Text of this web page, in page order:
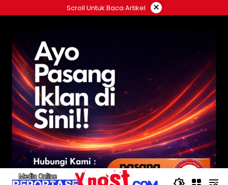
ke
Scroll Untuk Baca Artikel ×